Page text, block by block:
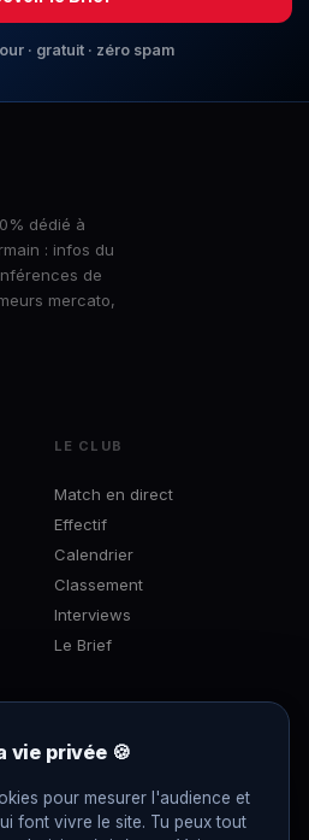
· gratuit · zéro spam
dédié à
: infos du
de
mercato,
LE CLUB
Match en direct
Effectif
Calendrier
Classement
Interviews
Le Brief
vie privée 🍪
pour mesurer l'audience et
font vivre le site. Tu peux tout